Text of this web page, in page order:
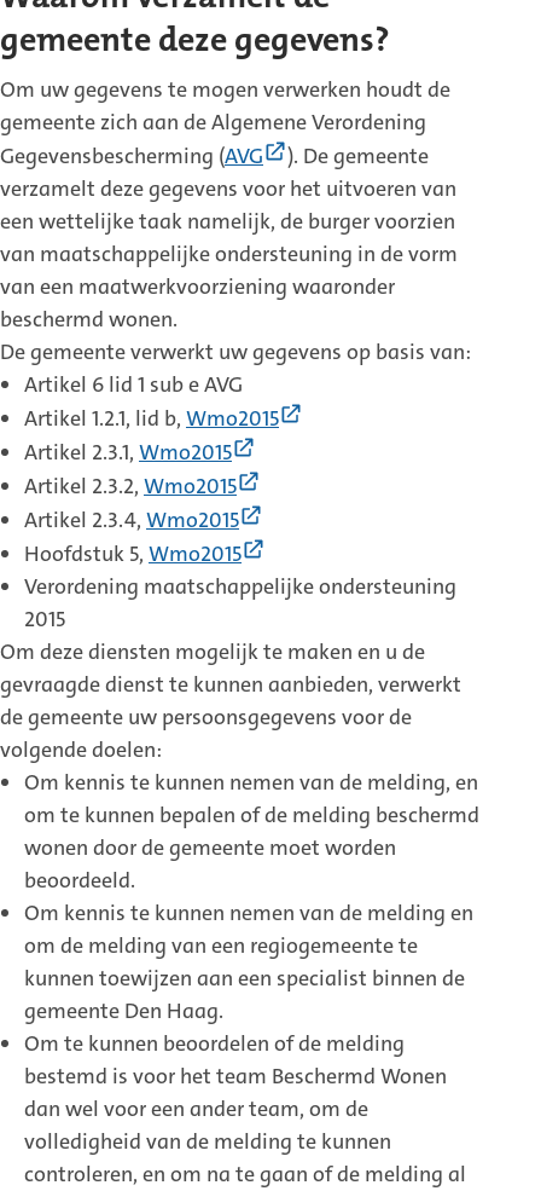
gemeente deze gegevens?
Om uw gegevens te mogen verwerken houdt de
gemeente zich aan de Algemene Verordening
Gegevensbescherming (AVG
(Externe
link)
). De gemeente
verzamelt deze gegevens voor het uitvoeren van
een wettelijke taak namelijk, de burger voorzien
van maatschappelijke ondersteuning in de vorm
van een maatwerkvoorziening waaronder
beschermd wonen.
De gemeente verwerkt uw gegevens op basis van:
Artikel 6 lid 1 sub e AVG
Artikel 1.2.1, lid b, Wmo2015
Artikel 2.3.1, Wmo2015
link)
Artikel 2.3.2, Wmo2015
link)
Artikel 2.3.4, Wmo2015
link)
Hoofdstuk 5, Wmo2015
link)
Verordening maatschappelijke ondersteuning
2015
Om deze diensten mogelijk te maken en u de
gevraagde dienst te kunnen aanbieden, verwerkt
de gemeente uw persoonsgegevens voor de
volgende doelen:
Om kennis te kunnen nemen van de melding, en
om te kunnen bepalen of de melding beschermd
wonen door de gemeente moet worden
beoordeeld.
Om kennis te kunnen nemen van de melding en
om de melding van een regiogemeente te
kunnen toewijzen aan een specialist binnen de
gemeente Den Haag.
Om te kunnen beoordelen of de melding
bestemd is voor het team Beschermd Wonen
dan wel voor een ander team, om de
volledigheid van de melding te kunnen
controleren, en om na te gaan of de melding al